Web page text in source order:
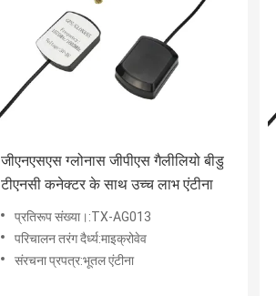
जीएनएसएस ग्लोनास जीपीएस गैलीलियो बीडु
टीएनसी कनेक्टर के साथ उच्च लाभ एंटीना
प्रतिरूप संख्या।:TX-AG013
परिचालन तरंग दैर्ध्य:माइक्रोवेव
संरचना प्रपत्र:भूतल एंटीना